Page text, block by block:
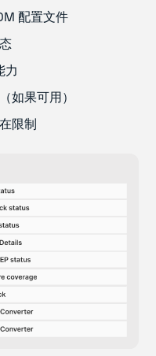
配置文件
力
如果可用）
限制